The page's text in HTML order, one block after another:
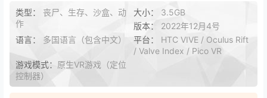
类型： 丧尸、生存、沙盒、动
作
大小： 3.5GB
版本： 2022年12月4号
语言： 多国语言（包含中文） 平台： HTC VIVE / Oculus Rift
/ Valve Index / Pico VR
游戏模式： 原生VR游戏（定位
控制器）